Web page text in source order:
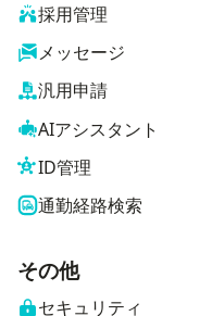
採用管理
メッセージ
汎用申請
AIアシスタント
ID管理
通勤経路検索
その他
セキュリティ